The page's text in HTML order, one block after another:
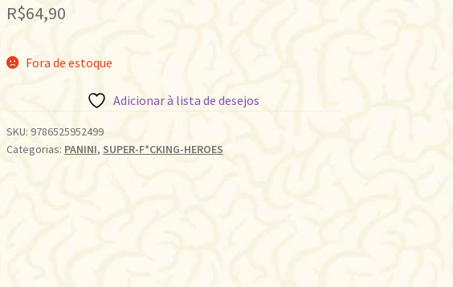
R$64,90
Fora de estoque
Adicionar à lista de desejos
SKU: 9786525952499
Categorias: PANINI, SUPER-F*CKING-HEROES